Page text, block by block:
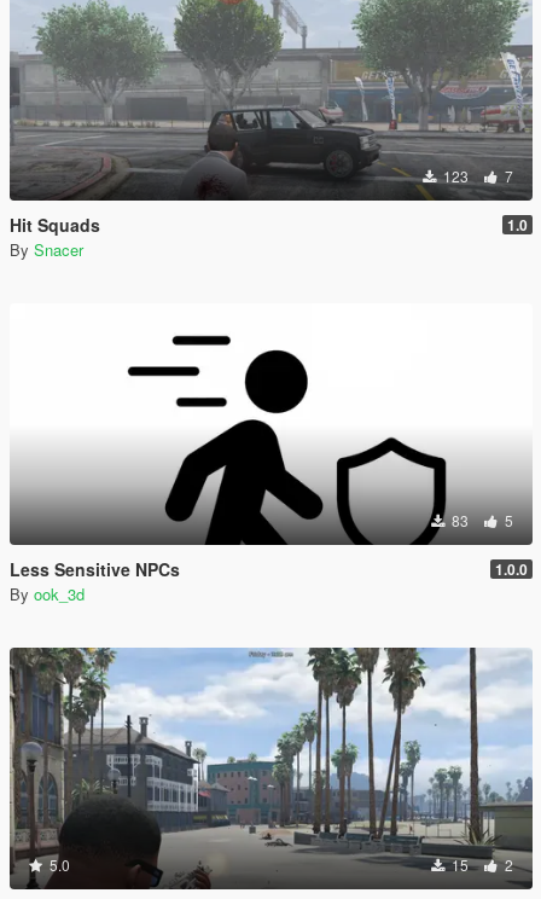
123 7
Hit Squads 1.0
By Snacer
83 5
Less Sensitive NPCs 1.0.0
By ook_3d
5.0 15 2